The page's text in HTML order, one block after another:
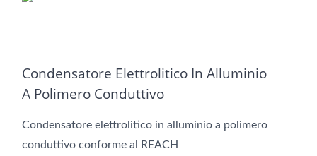
Condensatore Elettrolitico In Alluminio
A Polimero Conduttivo
Condensatore elettrolitico in alluminio a polimero
conduttivo conforme al REACH